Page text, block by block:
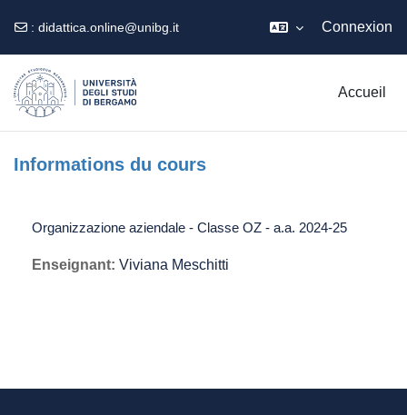
: didattica.online@unibg.it Connexion
Accueil
Informations du cours
Organizzazione aziendale - Classe OZ - a.a. 2024-25
Enseignant: Viviana Meschitti